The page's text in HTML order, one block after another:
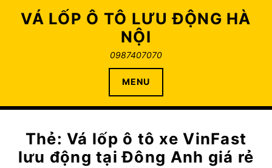
VÁ LỐP Ô TÔ LƯU ĐỘNG HÀ
NỘI
0987407070
MENU
Thẻ:Vá lốp ô tô xe VinFast
lưu động tại Đông Anh giá rẻ